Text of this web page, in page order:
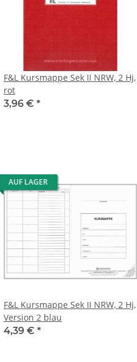
F&L Kursmappe Sek II NRW, 2 Hj,
rot
3,96 € *
AUF LAGER
F&L Kursmappe Sek II NRW, 2 Hj,
Version 2 blau
4,39 € *